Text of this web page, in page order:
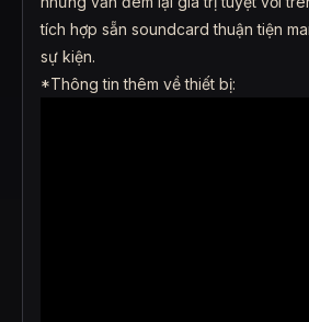
tích hợp sẵn soundcard thuận tiện
sự kiện.
*Thông tin thêm về thiết bị: